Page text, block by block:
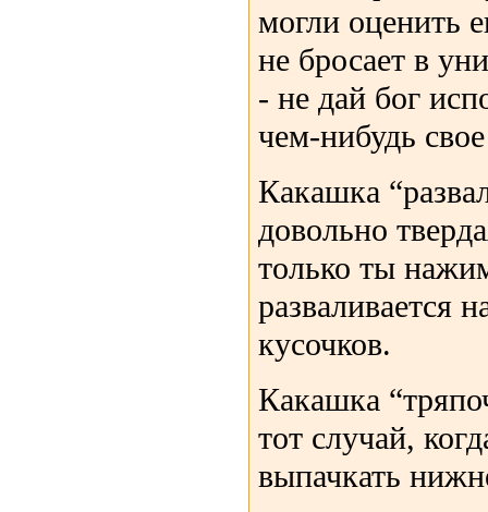
могли оценить
не бросает в
- не дай бог
чем-нибудь
Какашка
довольно
только ты
разваливается
кусочков.
Какашка
тот случай,
выпачкать